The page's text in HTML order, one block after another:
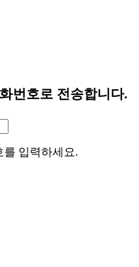
번호로 전송합니다.
를 입력하세요.